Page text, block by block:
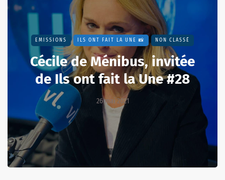
EMISSIONS ILS ONT FAIT LA UNE 📸 NON CLASSÉ
Cécile de Ménibus, invitée
de Ils ont fait la Une #28
26 mai 2021